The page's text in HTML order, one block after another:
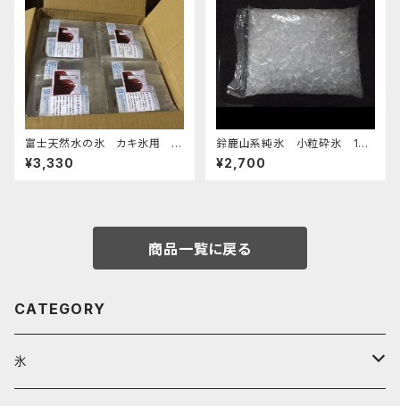
富士天然水の氷 カキ氷用 2
kg 4個セット 発泡スチロール箱
入り
¥3,330
鈴鹿山系純氷 小粒砕氷 14k
g
¥2,700
商品一覧に戻る
CATEGORY
氷